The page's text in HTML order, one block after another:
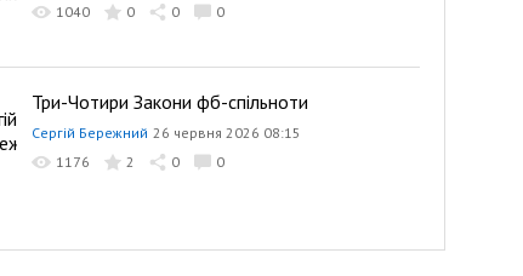
1040
0 0 0
Три-Чотири Закони фб-спільноти
Сергій Бережний 26 червня 2026 08:15
1176
2 0 0